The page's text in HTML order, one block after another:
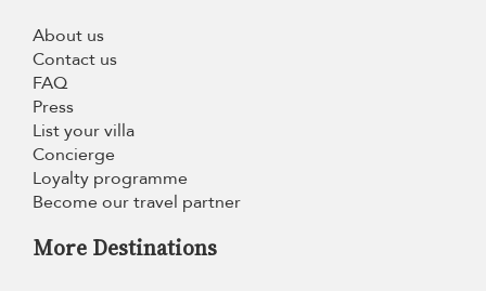
About us
Contact us
FAQ
Press
List your villa
Concierge
Loyalty programme
Become our travel partner
More Destinations